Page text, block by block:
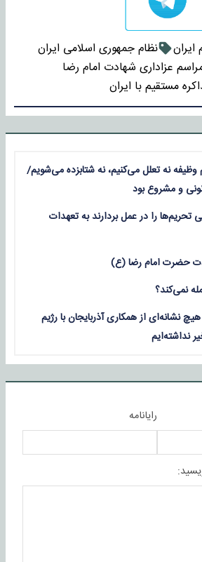
ایران
نظام جمهوری اسلامی ایران
عزاداری شهادت امام رضا
مستقیم با ایران
وظیفه نه تعلل می‌کنیم، نه شتابزده می‌شویم/
و مشروع بود
تحریم‌ها را در عمل بردارند به تعهدات
حضرت امام رضا (ع)
نمی‌کند؟
نشانه‌ای از همکاری آذربایجان با رژیم
نداشته‌ایم
رایانامه